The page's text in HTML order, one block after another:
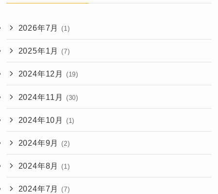
2026年7月 (1)
2025年1月 (7)
2024年12月 (19)
2024年11月 (30)
2024年10月 (1)
2024年9月 (2)
2024年8月 (1)
2024年7月 (7)